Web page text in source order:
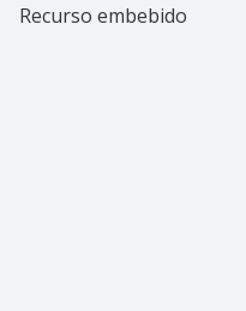
Recurso embebido